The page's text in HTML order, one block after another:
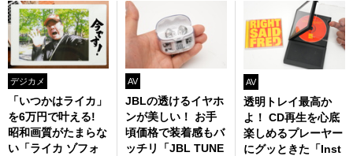
デジカメ
「いつかはライカ」
を6万円で叶える!
昭和画質がたまらな
い「ライカ ゾフォ
AV
JBLの透けるイヤホ
ンが美しい！ お手
頃価格で装着感もバ
ッチリ「JBL TUNE
AV
透明トレイ最高か
よ！ CD再生を心底
楽しめるプレーヤー
にグッときた「Inst